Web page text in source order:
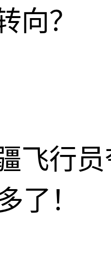
向？
飞行
了！